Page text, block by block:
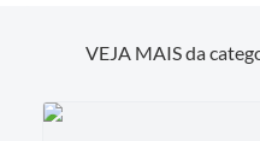
VEJA MAIS da